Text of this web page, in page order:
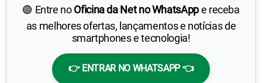
🟢 Entre noOficina da Net no WhatsAppe receba
as melhores ofertas, lançamentos e notícias de
smartphones e tecnologia!
👉 ENTRAR NO WHATSAPP 👈